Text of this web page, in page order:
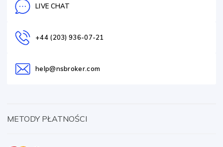
LIVE CHAT
+44 (203) 936-07-21
help@nsbroker.com
METODY PŁATNOŚCI